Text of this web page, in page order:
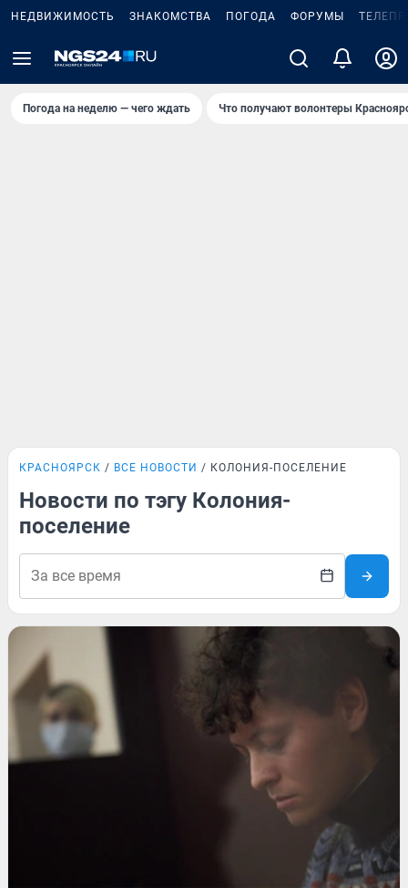
НЕДВИЖИМОСТЬ ЗНАКОМСТВА ПОГОДА ФОРУМЫ
Погода на неделю — чего ждать Что получают волонтеры
КРАСНОЯРСК ВСЕ НОВОСТИ КОЛОНИЯ-ПОСЕЛЕНИЕ
Новости по тэгу Колония-
поселение